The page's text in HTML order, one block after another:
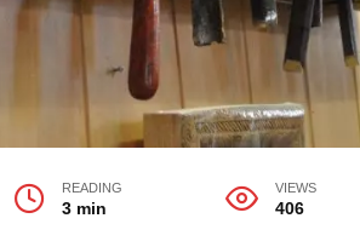
READING
3 min
VIEWS
406